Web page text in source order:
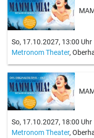
So, 17.10.2027, 13:00 Uhr
Metronom Theater,
So, 17.10.2027, 18:00 Uhr
Metronom Theater,